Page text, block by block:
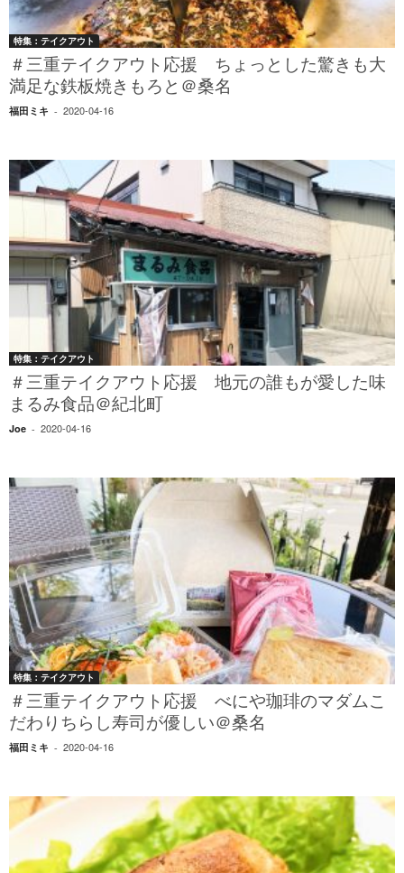
特集：テイクアウト
＃三重テイクアウト応援 ちょっとした驚きも大
満足な鉄板焼きもろと＠桑名
福田ミキ - 2020-04-16
特集：テイクアウト
＃三重テイクアウト応援 地元の誰もが愛した味
まるみ食品＠紀北町
Joe - 2020-04-16
特集：テイクアウト
＃三重テイクアウト応援 べにや珈琲のマダムこ
だわりちらし寿司が優しい＠桑名
福田ミキ - 2020-04-16